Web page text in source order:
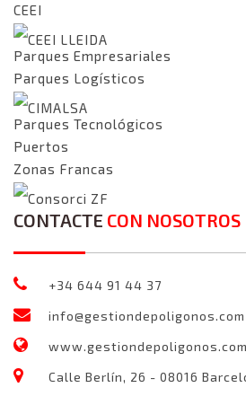
CEEI
CEEI LLEIDA
Parques Empresariales
Parques Logísticos
CIMALSA
Parques Tecnológicos
Puertos
Zonas Francas
Consorci ZF
CONTACTE CON NOSOTROS
+34 644 91 44 37
info@gestiondepoligonos.com
www.gestiondepoligonos.com
Calle Berlín, 26 - 08016